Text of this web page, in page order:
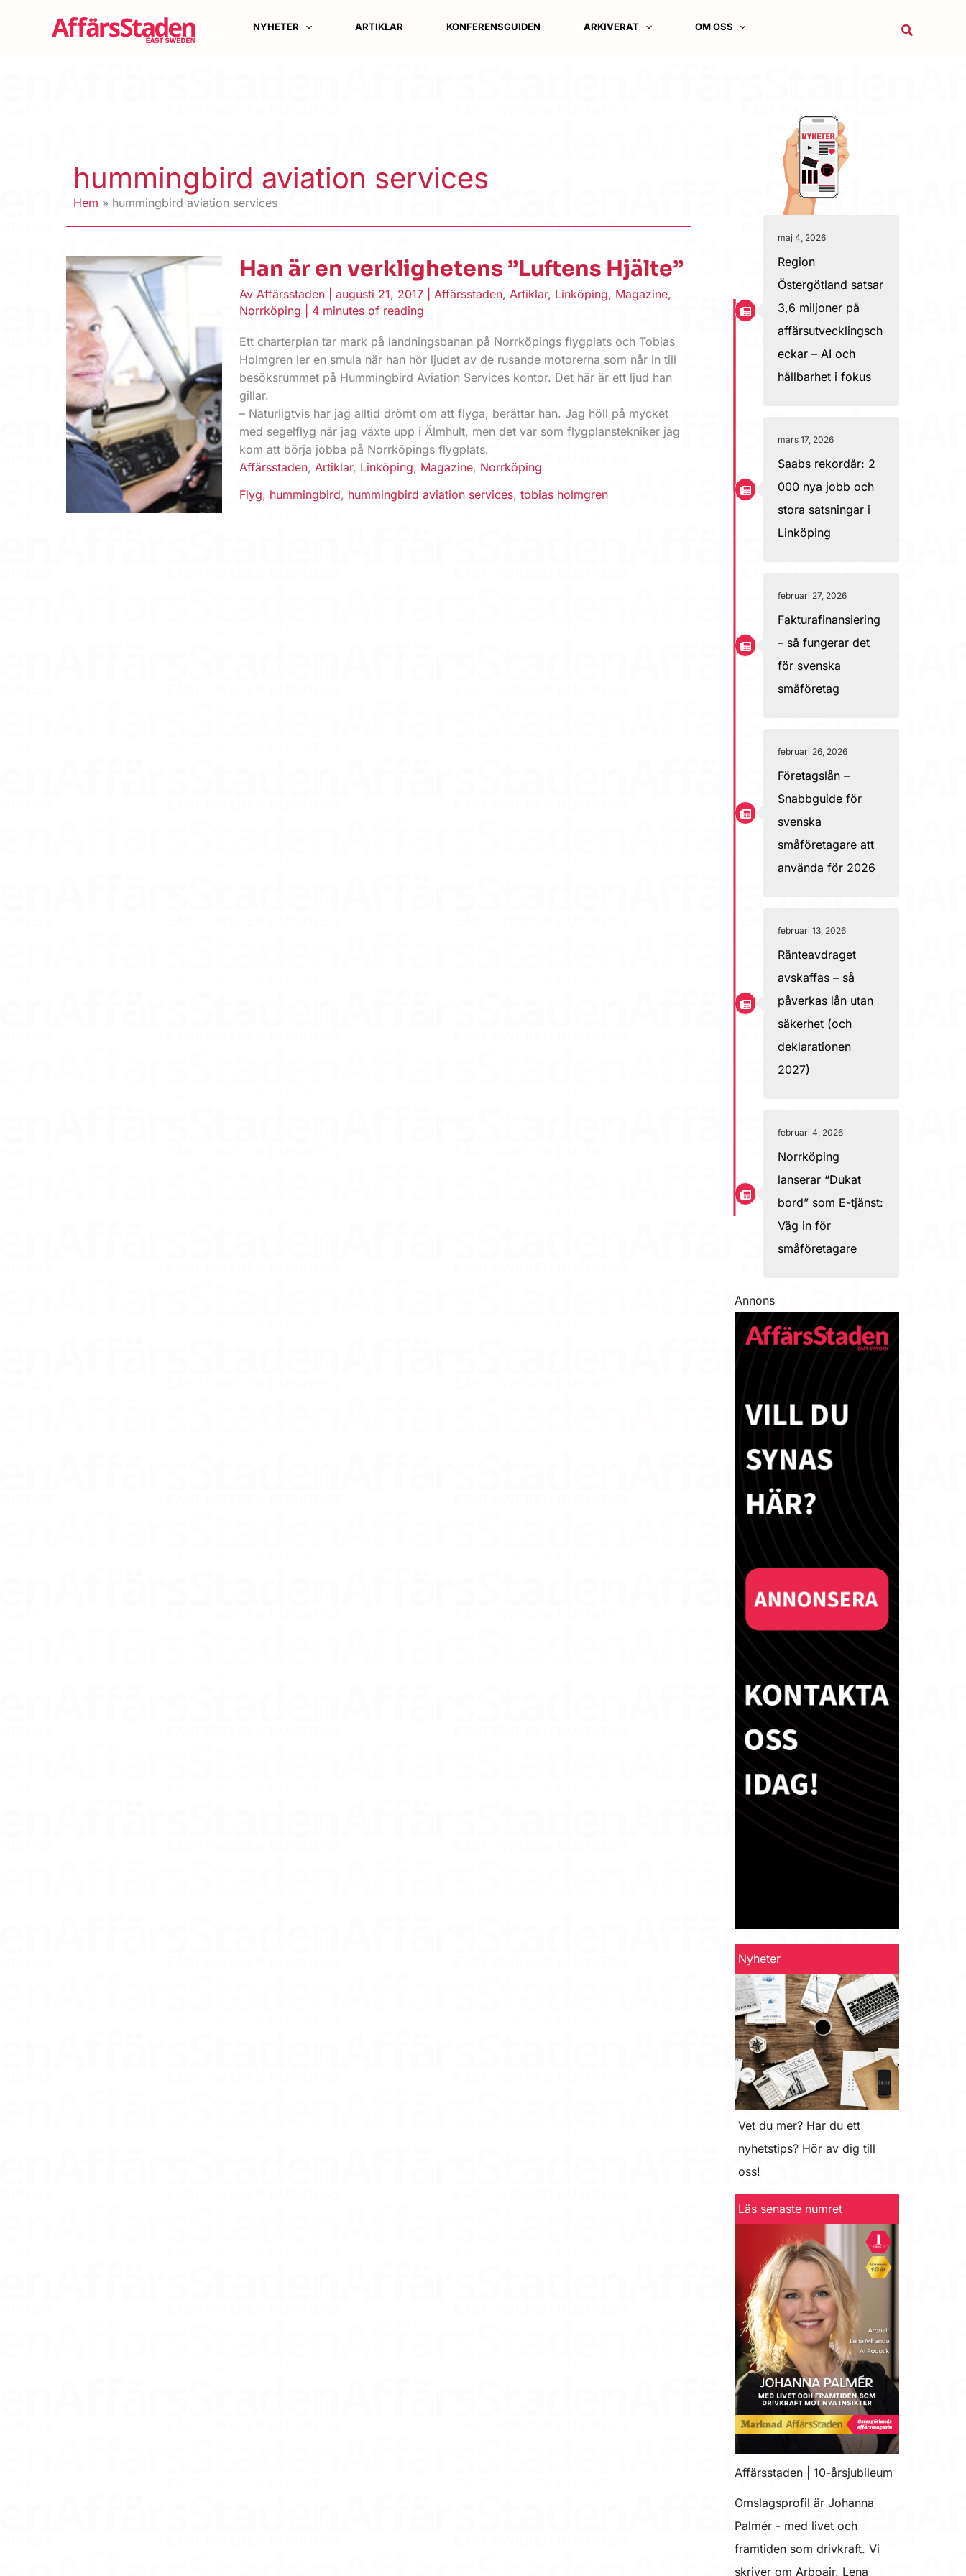
NYHETER ARTIKLAR KONFERENSGUIDEN ARKIVERAT OM OSS Sök
hummingbird aviation services
Hem hummingbird aviation services
Han är en verklighetens ”Luftens Hjälte”
AvAffärsstaden |augusti 21, 2017 |Affärsstaden,Artiklar, Linköping, Magazine,
Norrköping
4 minutes of reading
Ett charterplan tar mark på landningsbanan på Norrköpings flygplats och Tobias
Holmgren ler en smula när han hör ljudet av de rusande motorerna som når in till
besöksrummet på Hummingbird Aviation Services kontor. Det här är ett ljud han
gillar.
– Naturligtvis har jag alltid drömt om att flyga, berättar han. Jag höll på mycket
med segelflyg när jag växte upp i Älmhult, men det var som flygplanstekniker jag
kom att börja jobba på Norrköpings flygplats.
Affärsstaden,Artiklar, Linköping, Magazine, Norrköping
Flyg, hummingbird, hummingbird aviation services,tobias holmgren
maj 4, 2026
Region
Östergötland satsar
3,6 miljoner på
affärsutvecklingsch
eckar – AI och
hållbarhet i fokus
mars 17, 2026
Saabs rekordår: 2
000 nya jobb och
stora satsningar i
Linköping
februari 27, 2026
Fakturafinansiering
– så fungerar det
för svenska
småföretag
februari 26, 2026
Företagslån –
Snabbguide för
svenska
småföretagare att
använda för 2026
februari 13, 2026
Ränteavdraget
avskaffas – så
påverkas lån utan
säkerhet (och
deklarationen
2027)
februari 4, 2026
Norrköping
lanserar “Dukat
bord” som E-tjänst:
Väg in för
småföretagare
Annons
Nyheter
Vet du mer? Har du ett
nyhetstips? Hör av dig till
oss!
Läs senaste numret
Affärsstaden | 10-årsjubileum
Omslagsprofil är Johanna
Palmér - med livet och
framtiden som drivkraft. Vi
skriver om Arboair, Lena